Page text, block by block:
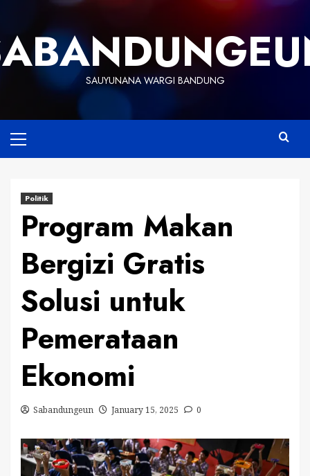
content
SAUYUNANA WARGI BANDUNG
Menu
Politik
Program Makan
Bergizi Gratis
Solusi untuk
Pemerataan
Ekonomi
Sabandungeun January 15, 2025 0